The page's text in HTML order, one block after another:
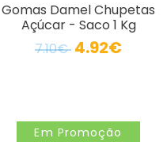
Gomas Damel Chupetas
Açúcar - Saco 1 Kg
7.10€ 4.92€
Em Promoção